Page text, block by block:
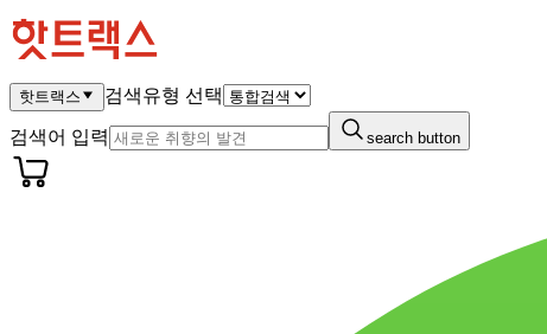
핫트랙스 검색유형 선택
검색어 입력 search button